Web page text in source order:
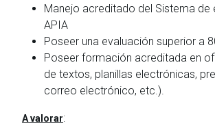
Manejo acreditado del Sistema de
APIA
Poseer una evaluación superior a
Poseer formación acreditada en
de textos, planillas electrónicas,
correo electrónico, etc.).
A valorar: